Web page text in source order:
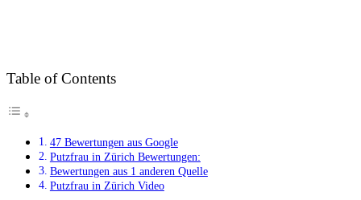
Table of Contents
47 Bewertungen aus Google
Putzfrau in Zürich Bewertungen:
Bewertungen aus 1 anderen Quelle
Putzfrau in Zürich Video